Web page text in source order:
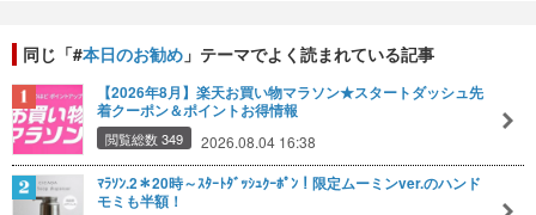
同じ「#本日のお勧め 」テーマでよく読まれている記事
【2026年8月】楽天お買い物マラソン★スタートダッシュ先
着クーポン＆ポイントお得情報
閲覧総数 349 2026.08.04 16:38
ﾏﾗｿﾝ.2＊20時～ｽﾀｰﾄﾀﾞｯｼｭｸｰﾎﾟﾝ！限定ムーミンver.のハンド
モミも半額！